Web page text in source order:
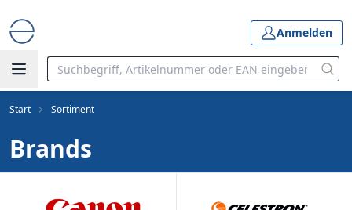
Anmelden
Start Sortiment
Brands